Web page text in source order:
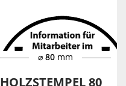
⌀ 80 mm
HOLZSTEMPEL 80